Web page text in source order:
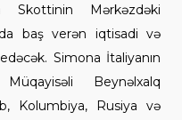
Skottinin Mərkəzdəki
baş verən iqtisadi və
Simona İtaliyanın
Beynəlxalq
Kolumbiya, Rusiya və